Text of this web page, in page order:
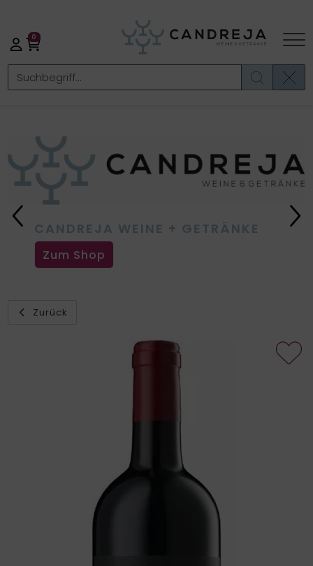
0
CANDREJA WEINE + GETRÄNKE
Zum Shop
Previous
Zurück